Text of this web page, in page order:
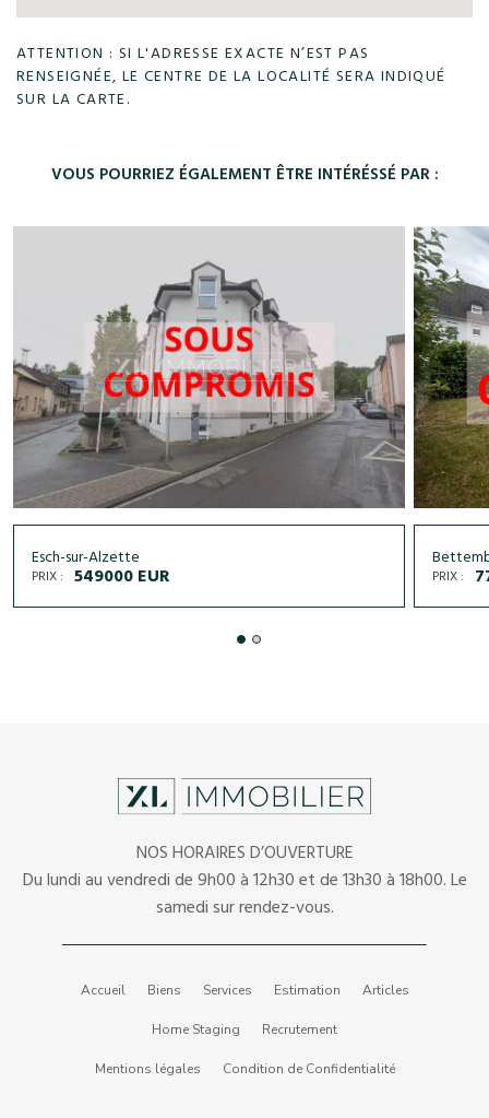
ATTENTION : SI L'ADRESSE EXACTE N’EST PAS
RENSEIGNÉE, LE CENTRE DE LA LOCALITÉ SERA INDIQUÉ
SUR LA CARTE.
VOUS POURRIEZ ÉGALEMENT ÊTRE INTÉRÉSSÉ PAR :
Esch-sur-Alzette
PRIX : 549000 EUR PRIX :
NOS HORAIRES D’OUVERTURE
Du lundi au vendredi de 9h00 à 12h30 et de 13h30 à 18h00. Le
samedi sur rendez-vous.
Accueil Biens Services Estimation Articles
Home Staging Recrutement
Mentions légales Condition de Confidentialité